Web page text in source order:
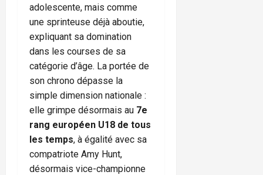
adolescente, mais comme
une sprinteuse déjà aboutie,
expliquant sa domination
dans les courses de sa
catégorie d’âge. La portée de
son chrono dépasse la
simple dimension nationale :
elle grimpe désormais au 7e
rang européen U18 de tous
les temps, à égalité avec sa
compatriote Amy Hunt,
désormais vice-championne